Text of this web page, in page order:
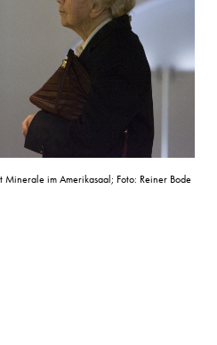
Minerale im Amerikasaal; Foto: Reiner Bode